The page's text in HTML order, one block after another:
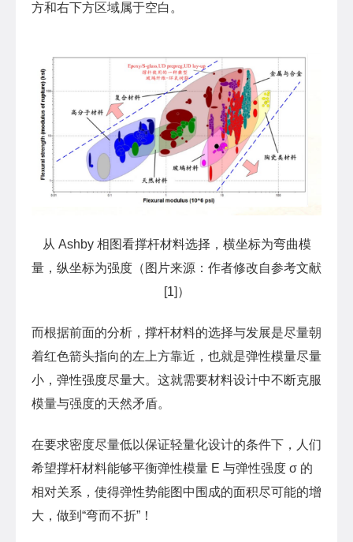
方和右下方区域属于空白。
从 Ashby 相图看撑杆材料选择，横坐标为弯曲模
量，纵坐标为强度（图片来源：作者修改自参考文献
[1]）
而根据前面的分析，撑杆材料的选择与发展是尽量朝
着红色箭头指向的左上方靠近，也就是弹性模量尽量
小，弹性强度尽量大。这就需要材料设计中不断克服
模量与强度的天然矛盾。
在要求密度尽量低以保证轻量化设计的条件下，人们
希望撑杆材料能够平衡弹性模量 E 与弹性强度 σ 的
相对关系，使得弹性势能图中围成的面积尽可能的增
大，做到“弯而不折”！